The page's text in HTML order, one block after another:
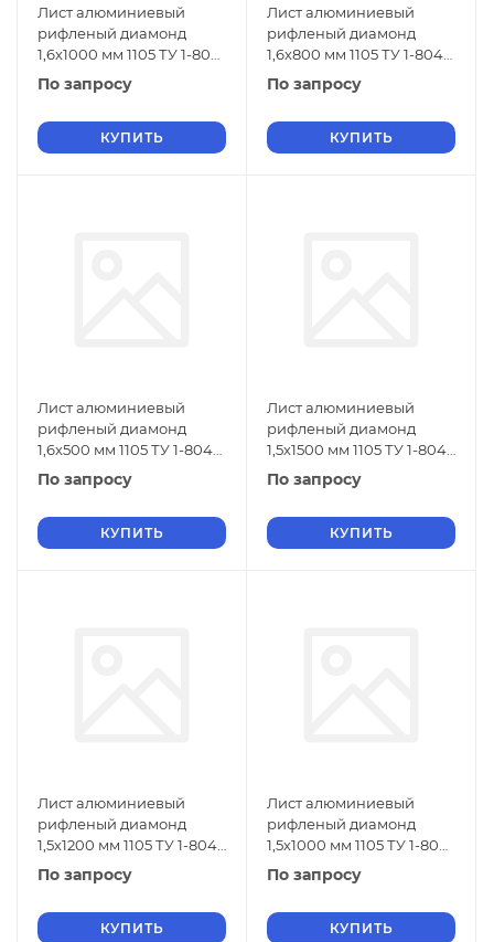
Лист алюминиевый
рифленый диамонд
1,6х1000 мм 1105 ТУ 1-804-
432-2006
По запросу
КУПИТЬ
Лист алюминиевый
рифленый диамонд
1,6х800 мм 1105 ТУ 1-804-
432-2006
По запросу
КУПИТЬ
Лист алюминиевый
рифленый диамонд
1,6х500 мм 1105 ТУ 1-804-
432-2006
По запросу
КУПИТЬ
Лист алюминиевый
рифленый диамонд
1,5х1500 мм 1105 ТУ 1-804-
432-2006
По запросу
КУПИТЬ
Лист алюминиевый
рифленый диамонд
1,5х1200 мм 1105 ТУ 1-804-
432-2006
По запросу
КУПИТЬ
Лист алюминиевый
рифленый диамонд
1,5х1000 мм 1105 ТУ 1-804-
432-2006
По запросу
КУПИТЬ